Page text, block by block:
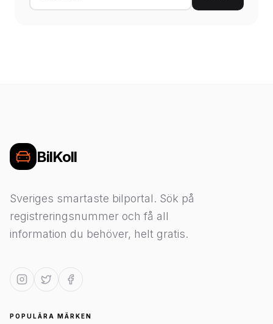
BilKoll
Sveriges smartaste bilportal. Sök på
registreringsnummer och få all
information du behöver, helt gratis.
POPULÄRA MÄRKEN